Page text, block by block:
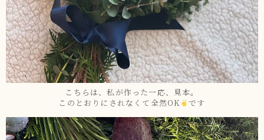
こちらは、私が作った一応、見本。
このとおりにされなくて全然OK
です